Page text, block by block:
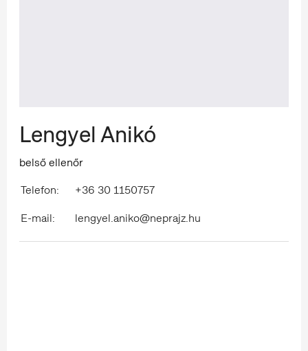
Lengyel Anikó
belső ellenőr
Telefon:
+36 30 1150757
E-mail:
lengyel.aniko@neprajz.hu